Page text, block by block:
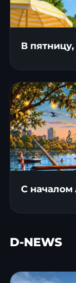
В
С началом
D-NEWS